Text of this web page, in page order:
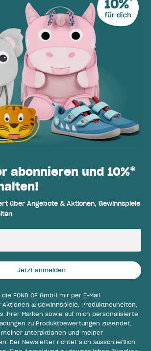
abonnieren und 10%*
über Angebote & Aktionen, Gewinnspiele
Jetzt anmelden
FOND OF GmbH mir per E-Mail
& Gewinnspiele, Produktneuheiten,
ihrer Marken sowie auf mich personalisierte
zu Produktbewertungen zusendet,
meiner Interaktionen und meiner
Der Newsletter richtet sich ausschließlich